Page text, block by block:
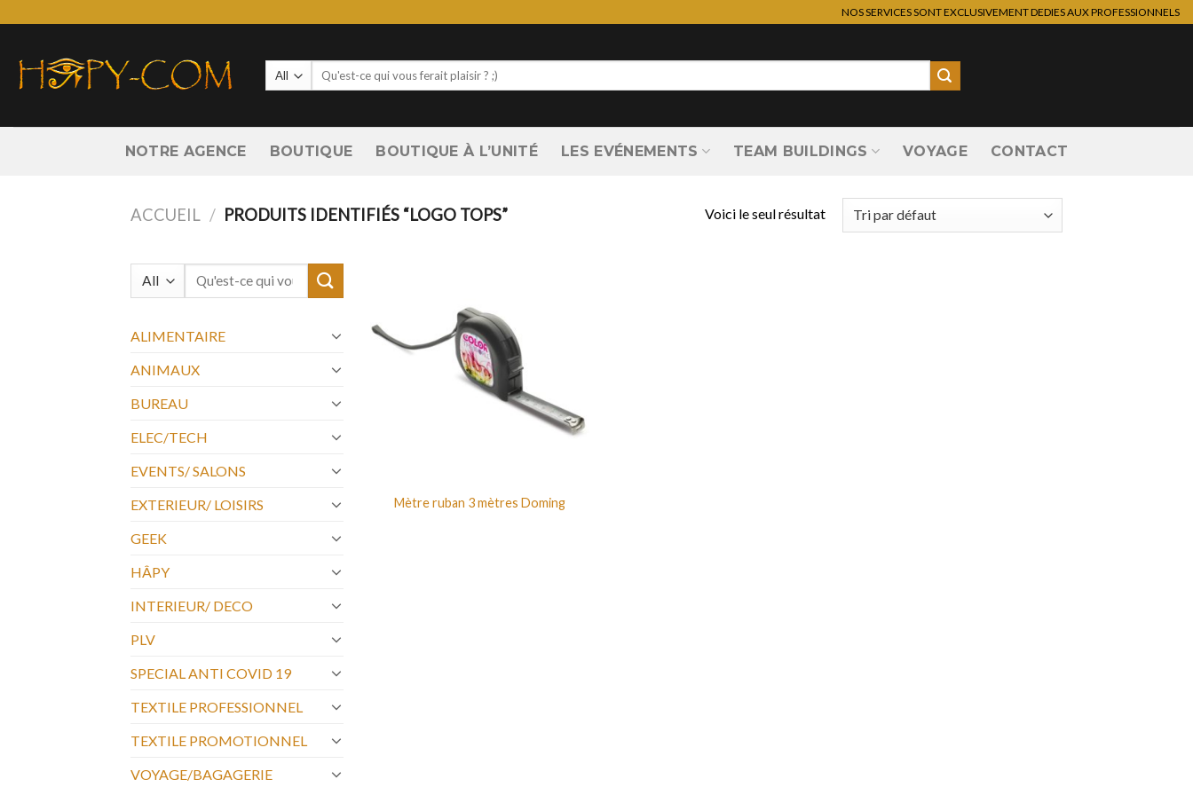
NOS SERVICES SONT EXCLUSIVEMENT DEDIES AUX PROFESSIONNELS
Recherche
pour :
NOTRE AGENCE BOUTIQUE BOUTIQUE À L’UNITÉ LES EVÉNEMENTS TEAM BUILDINGS VOYAGE CONTACT
ACCUEIL / PRODUITS IDENTIFIÉS “LOGO TOPS” Voici le seul résultat
Recherche
pour :
ALIMENTAIRE
ANIMAUX
BUREAU
ELEC/TECH
EVENTS/ SALONS
EXTERIEUR/ LOISIRS
GEEK
HÂPY
INTERIEUR/ DECO
PLV
SPECIAL ANTI COVID 19
TEXTILE PROFESSIONNEL
TEXTILE PROMOTIONNEL
VOYAGE/BAGAGERIE
Mètre ruban 3 mètres Doming